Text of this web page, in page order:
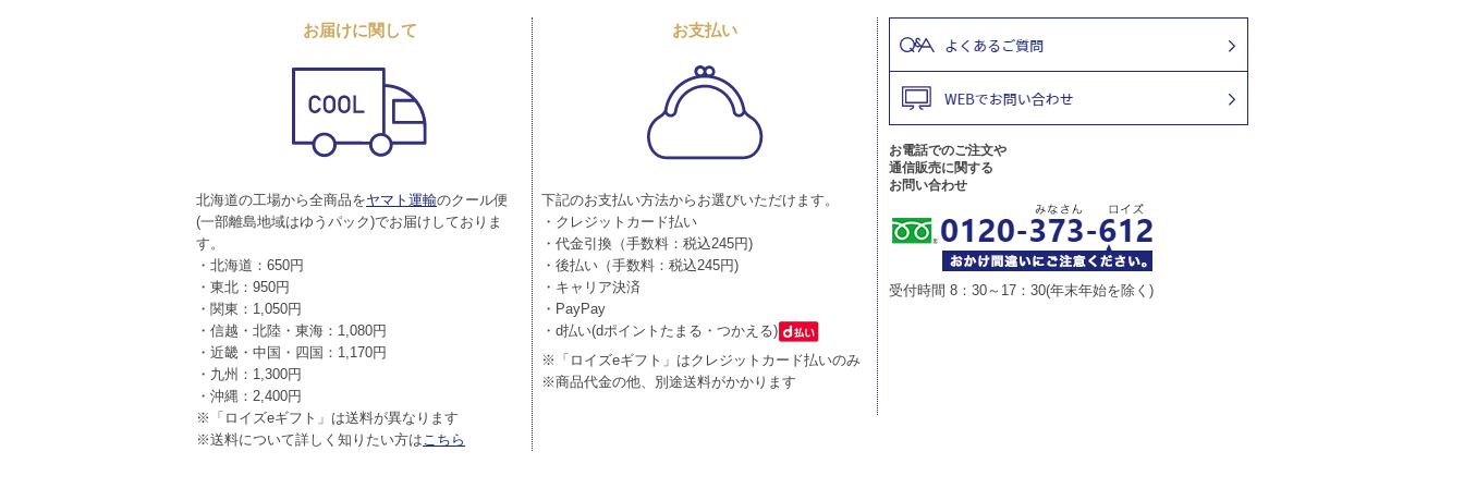
お届けに関して
北海道の工場から全商品をヤマト運輸のクール便
(一部離島地域はゆうパック)でお届けしておりま
す。
・北海道：650円
・東北：950円
・関東：1,050円
・信越・北陸・東海：1,080円
・近畿・中国・四国：1,170円
・九州：1,300円
・沖縄：2,400円
※「ロイズeギフト」は送料が異なります
※送料について詳しく知りたい方はこちら
お支払い
下記のお支払い方法からお選びいただけます。
・クレジットカード払い
・代金引換（手数料：税込245円)
・後払い（手数料：税込245円)
・キャリア決済
・PayPay
・d払い(dポイントたまる・つかえる)
※「ロイズeギフト」はクレジットカード払いのみ
※商品代金の他、別途送料がかかります
お電話でのご注文や
通信販売に関する
お問い合わせ
受付時間 8：30～17：30(年末年始を除く)